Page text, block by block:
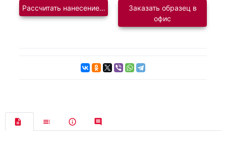
Рассчитать нанесение логотипаЗаказать образец в
офис